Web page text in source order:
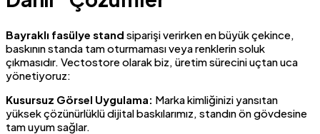
Bayraklı fasülye stand siparişi verirken en büyük çekince,
baskının standa tam oturmaması veya renklerin soluk
çıkmasıdır. Vectostore olarak biz, üretim sürecini uçtan uca
yönetiyoruz:
Kusursuz Görsel Uygulama: Marka kimliğinizi yansıtan
yüksek çözünürlüklü dijital baskılarımız, standın ön gövdesine
tam uyum sağlar.